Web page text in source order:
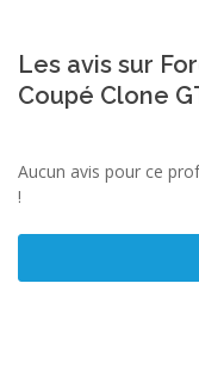
Les avis sur
Coupé Clone
Aucun avis pour ce
!